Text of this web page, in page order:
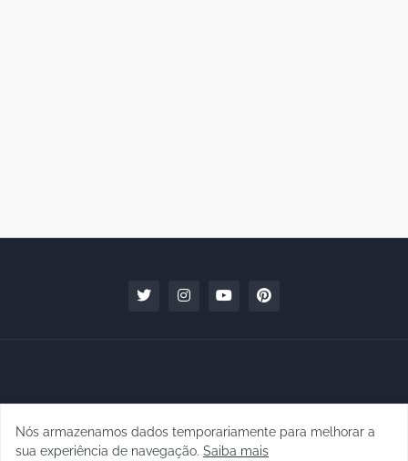
Copyright © 2010 - 2026 | raphanomundo
Nós armazenamos dados temporariamente para melhorar a
sua experiência de navegação. Saiba mais